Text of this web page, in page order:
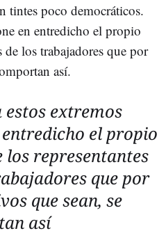
tintes poco democráticos.
en entredicho el propio
de los trabajadores que por
así.
extremos
entredicho el propio
los representantes
que por
que sean, se
así